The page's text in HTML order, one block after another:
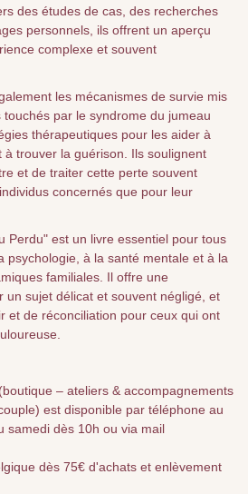
des études de cas, des recherches
personnels, ils offrent un aperçu
complexe et souvent
les mécanismes de survie mis
par le syndrome du jumeau
thérapeutiques pour les aider à
trouver la guérison. Ils soulignent
et de traiter cette perte souvent
concernés que pour leur
Perdu" est un livre essentiel pour tous
psychologie, à la santé mentale et à la
familiales. Il offre une
un sujet délicat et souvent négligé, et
et de réconciliation pour ceux qui ont
– ateliers & accompagnements
est disponible par téléphone au
samedi dès 10h ou via mail
dès 75€ d'achats et enlèvement